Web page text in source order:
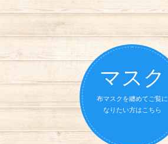
マスク
布マスクを纏めてご覧に
なりたい方はこちら